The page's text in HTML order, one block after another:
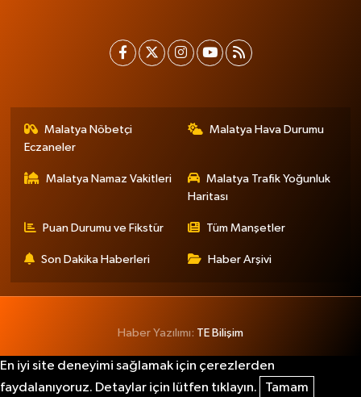
Malatya Nöbetçi
Eczaneler
Malatya Hava Durumu
Malatya Namaz Vakitleri
Malatya Trafik Yoğunluk
Haritası
Puan Durumu ve Fikstür Tüm Manşetler
Son Dakika Haberleri Haber Arşivi
Haber Yazılımı: TE Bilişim
En iyi site deneyimi sağlamak için çerezlerden
faydalanıyoruz. Detaylar için lütfen tıklayın.
Tamam